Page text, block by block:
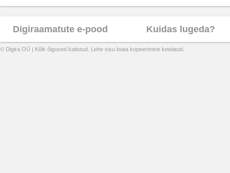
Digiraamatute e-pood Kuidas lugeda?
© Digira OÜ | Kõik õigused kaitstud. Lehe sisu loata kopeerimine keelatud.